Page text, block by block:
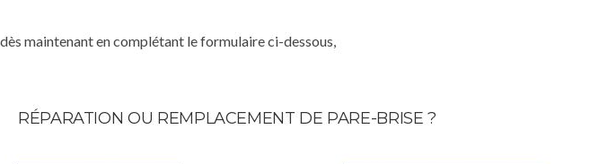
maintenant en complétant le formulaire ci-dessous,
RÉPARATION OU REMPLACEMENT DE PARE-BRISE ?